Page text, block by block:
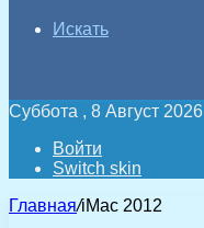
Искать
Суббота , 8 Август 2026
Войти
Switch skin
Главная/iMac 2012